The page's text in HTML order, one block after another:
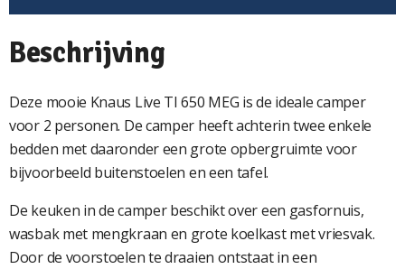
Beschrijving
Deze mooie Knaus Live TI 650 MEG is de ideale camper
voor 2 personen. De camper heeft achterin twee enkele
bedden met daaronder een grote opbergruimte voor
bijvoorbeeld buitenstoelen en een tafel.
De keuken in de camper beschikt over een gasfornuis,
wasbak met mengkraan en grote koelkast met vriesvak.
Door de voorstoelen te draaien ontstaat in een